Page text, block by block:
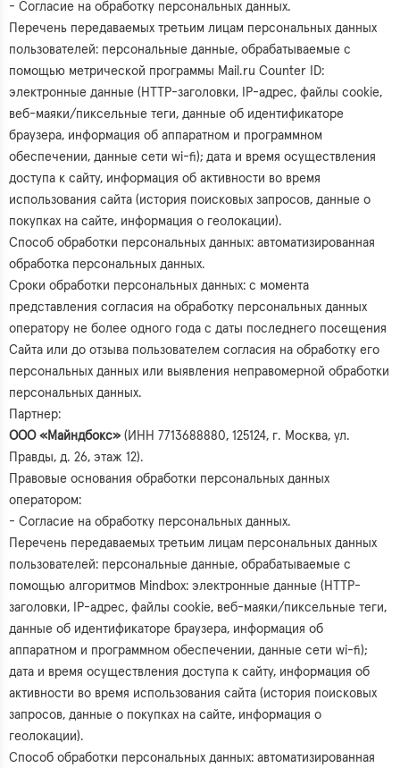
- Согласие на обработку персональных данных.
Перечень передаваемых третьим лицам персональных данных
пользователей: персональные данные, обрабатываемые с
помощью метрической программы Mail.ru Counter ID:
электронные данные (HTTP-заголовки, IP-адрес, файлы cookie,
веб-маяки/пиксельные теги, данные об идентификаторе
браузера, информация об аппаратном и программном
обеспечении, данные сети wi-fi); дата и время осуществления
доступа к сайту, информация об активности во время
использования сайта (история поисковых запросов, данные о
покупках на сайте, информация о геолокации).
Способ обработки персональных данных: автоматизированная
обработка персональных данных.
Сроки обработки персональных данных: с момента
представления согласия на обработку персональных данных
оператору не более одного года с даты последнего посещения
Сайта или до отзыва пользователем согласия на обработку его
персональных данных или выявления неправомерной обработки
персональных данных.
Партнер:
ООО «Майндбокс» (ИНН 7713688880, 125124, г. Москва, ул.
Правды, д. 26, этаж 12).
Правовые основания обработки персональных данных
оператором:
- Согласие на обработку персональных данных.
Перечень передаваемых третьим лицам персональных данных
пользователей: персональные данные, обрабатываемые с
помощью алгоритмов Mindbox: электронные данные (HTTP-
заголовки, IP-адрес, файлы cookie, веб-маяки/пиксельные теги,
данные об идентификаторе браузера, информация об
аппаратном и программном обеспечении, данные сети wi-fi);
дата и время осуществления доступа к сайту, информация об
активности во время использования сайта (история поисковых
запросов, данные о покупках на сайте, информация о
геолокации).
Способ обработки персональных данных: автоматизированная